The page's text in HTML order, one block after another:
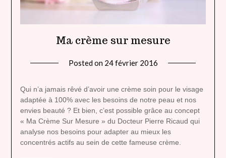
Ma crème sur mesure
Posted on 24 février 2016
heavenly
Qui n’a jamais rêvé d’avoir une crème soin pour le visage
adaptée à 100% avec les besoins de notre peau et nos
envies beauté ? Et bien, c’est possible grâce au concept
« Ma Crème Sur Mesure » du Docteur Pierre Ricaud qui
analyse nos besoins pour adapter au mieux les
concentrés actifs au sein de cette fameuse crème.